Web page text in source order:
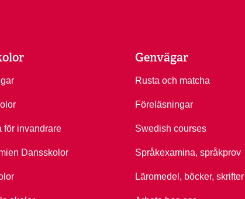
för invandrare
Dansskolor
Genvägar
Rusta och matcha
Föreläsningar
Swedish courses
Språkexamina, språkprov
Läromedel, böcker, skrifter